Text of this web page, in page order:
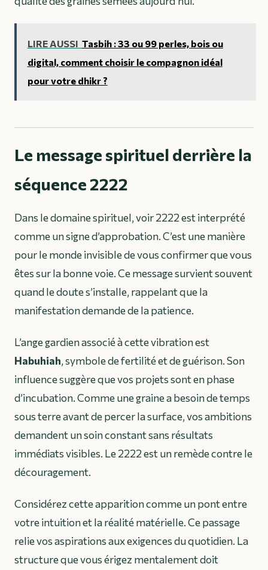
LIRE AUSSI Tasbih : 33 ou 99 perles, bois ou
digital, comment choisir le compagnon idéal
pour votre dhikr ?
Le message spirituel derrière la
séquence 2222
Dans le domaine spirituel, voir 2222 est interprété
comme un signe d’approbation. C’est une manière
pour le monde invisible de vous confirmer que vous
êtes sur la bonne voie. Ce message survient souvent
quand le doute s’installe, rappelant que la
manifestation demande de la patience.
L’ange gardien associé à cette vibration est
Habuhiah, symbole de fertilité et de guérison. Son
influence suggère que vos projets sont en phase
d’incubation. Comme une graine a besoin de temps
sous terre avant de percer la surface, vos ambitions
demandent un soin constant sans résultats
immédiats visibles. Le 2222 est un remède contre le
découragement.
Considérez cette apparition comme un pont entre
votre intuition et la réalité matérielle. Ce passage
relie vos aspirations aux exigences du quotidien. La
structure que vous érigez mentalement doit